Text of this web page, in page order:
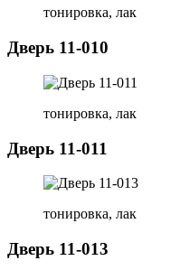
тонировка, лак
Дверь 11-010
тонировка, лак
Дверь 11-011
тонировка, лак
Дверь 11-013